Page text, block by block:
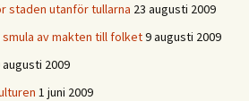
staden utanför tullarna 23 augusti 2009
av makten till folket9 augusti 2009
augusti 2009
1 juni 2009